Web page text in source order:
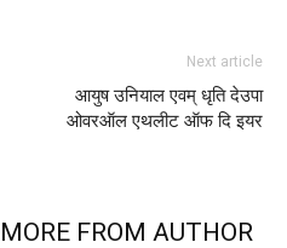
Next article
आयुष उनियाल एवम् धृति देउपा
ओवरऑल एथलीट ऑफ दि इयर
MORE FROM AUTHOR